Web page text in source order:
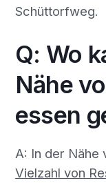
Schüttorfweg.
Q: Wo
Nähe
essen
A: In der Nähe
Vielzahl von